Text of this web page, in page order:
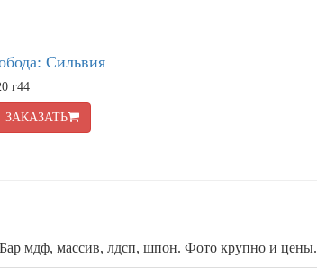
Сильвия
г44
ЗАКАЗАТЬ
мдф, массив, лдсп, шпон. Фото крупно и цены.